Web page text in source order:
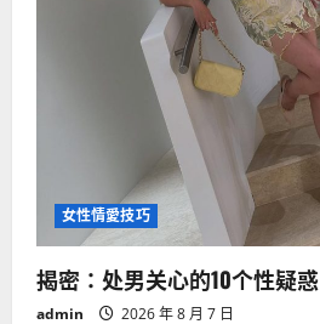
女性情愛技巧
揭密：处男关心的10个性疑惑
admin 2026 年 8 月 7 日